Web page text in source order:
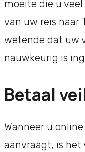
moeite die u
van uw reis naar
wetende dat uw
nauwkeurig is
Betaal
Wanneer u
aanvraagt, is het